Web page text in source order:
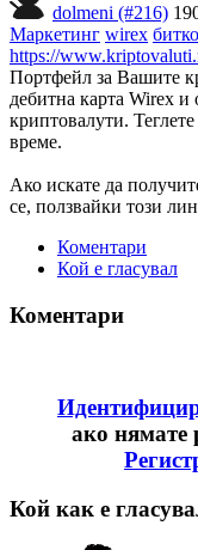
dolmeni (#216)
Маркетинг wirex
https://
Портфейл за Вашите
дебитна карта Wirex
криптовалути.
време.
Ако искате да
се, ползвайки този
Коментари
Кой е гласувал
Коментари
ако нямате
Кой как е